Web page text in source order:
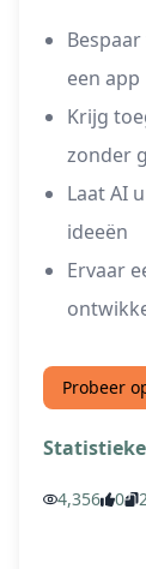
een app
Krijg
zonder
Laat AI
ideeën
Ervaar
Probeer
4,356 0